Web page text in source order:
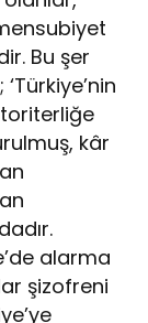
Bu şer
kâr
alarma
şizofreni